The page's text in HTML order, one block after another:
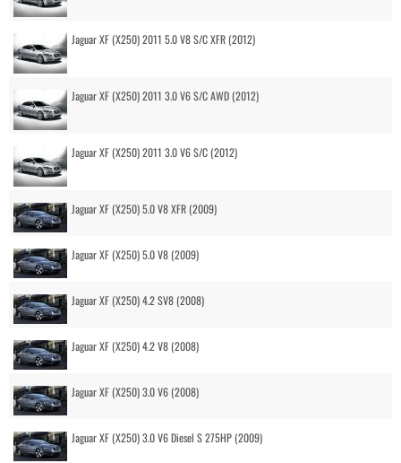
Jaguar XF (X250) 2011 5.0 V8 S/C XFR (2012)
Jaguar XF (X250) 2011 3.0 V6 S/C AWD (2012)
Jaguar XF (X250) 2011 3.0 V6 S/C (2012)
Jaguar XF (X250) 5.0 V8 XFR (2009)
Jaguar XF (X250) 5.0 V8 (2009)
Jaguar XF (X250) 4.2 SV8 (2008)
Jaguar XF (X250) 4.2 V8 (2008)
Jaguar XF (X250) 3.0 V6 (2008)
Jaguar XF (X250) 3.0 V6 Diesel S 275HP (2009)